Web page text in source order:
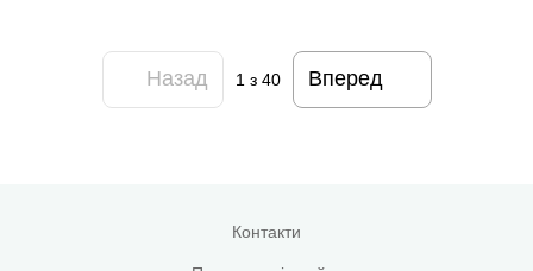
Назад 1 з 40 Вперед
Контакти